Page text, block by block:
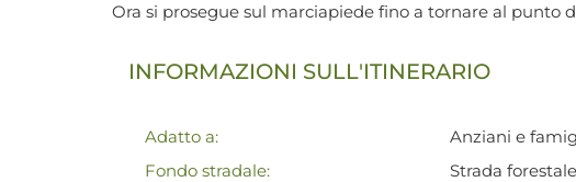
Ora si prosegue sul marciapiede fino a tornare al punto
INFORMAZIONI SULL'ITINERARIO
Adatto a:
Anziani e
Fondo stradale:
Strada